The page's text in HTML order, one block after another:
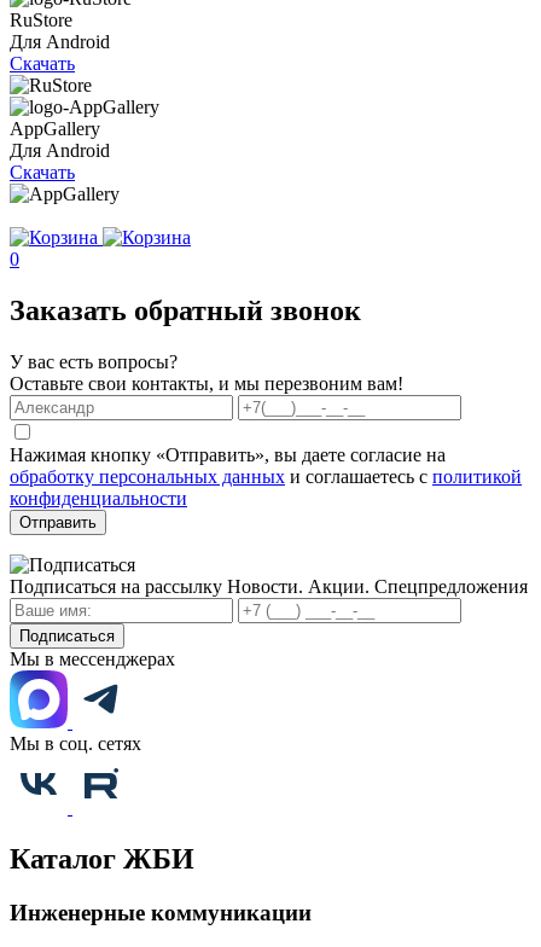
RuStore
Для Android
Скачать
AppGallery
Для Android
Скачать
0
Заказать обратный звонок
У вас есть вопросы?
Оставьте свои контакты, и мы перезвоним вам!
Нажимая кнопку «Отправить», вы даете согласие на
обработку персональных данных и соглашаетесь с политикой
конфиденциальности
Отправить
Подписаться на рассылку Новости. Акции. Спецпредложения
Подписаться
Мы в мессенджерах
Мы в соц. сетях
Каталог ЖБИ
Инженерные коммуникации